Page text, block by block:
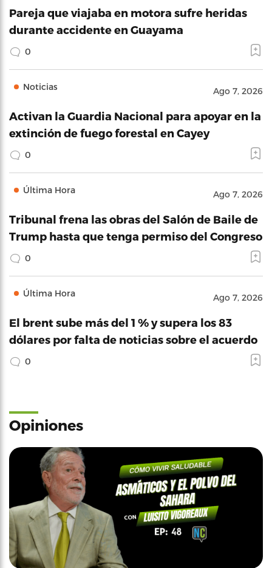
Pareja que viajaba en motora sufre heridas
durante accidente en Guayama
0
Noticias Ago 7, 2026
Activan la Guardia Nacional para apoyar en la
extinción de fuego forestal en Cayey
0
Última Hora Ago 7, 2026
Tribunal frena las obras del Salón de Baile de
Trump hasta que tenga permiso del Congreso
0
Última Hora Ago 7, 2026
El brent sube más del 1 % y supera los 83
dólares por falta de noticias sobre el acuerdo
0
Opiniones